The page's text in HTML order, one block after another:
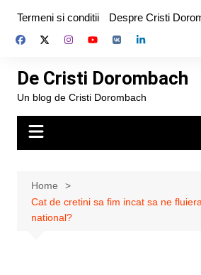
content
Termeni si conditii Despre Cristi
De Cristi Dorombach
Un blog de Cristi Dorombach
Home
Cat de cretini sa fim incat sa ne
national?